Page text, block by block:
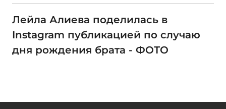
Лейла Алиева поделилась в
Instagram публикацией по случаю
дня рождения брата - ФОТО